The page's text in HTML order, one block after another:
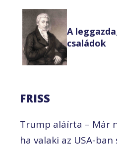
A
családok
FRISS
Trump aláírta – Már
ha valaki az USA-